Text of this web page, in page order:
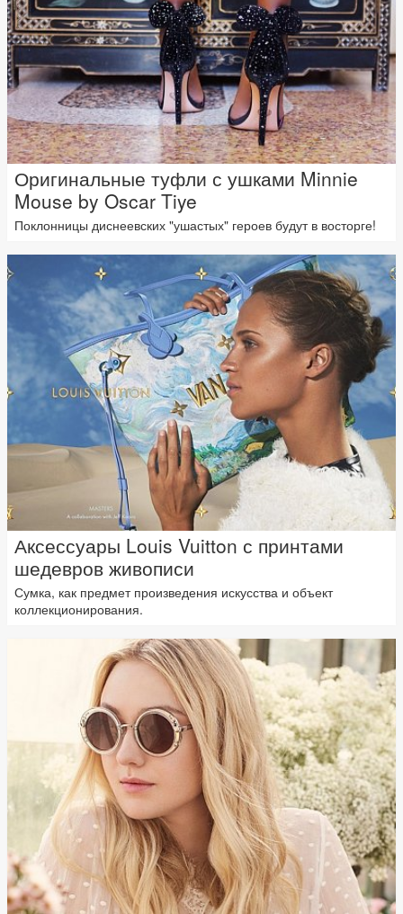
Оригинальные туфли с ушками Minnie
Mouse by Oscar Tiye
Поклонницы диснеевских "ушастых" героев будут в восторге!
Аксессуары Louis Vuitton с принтами
шедевров живописи
Сумка, как предмет произведения искусства и объект
коллекционирования.